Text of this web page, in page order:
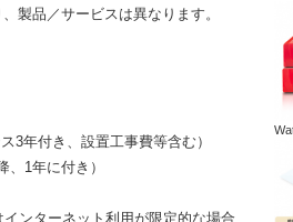
製品／サービスは異なります。
年付き、設置工事費等含む）
1年に付き）
ンターネット利用が限定的な場合